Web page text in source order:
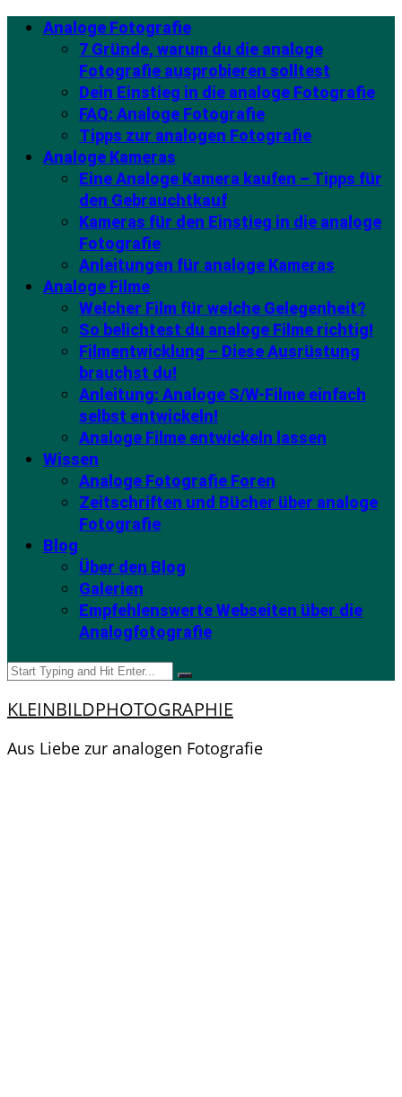
Analoge Fotografie
7 Gründe, warum du die analoge
Fotografie ausprobieren solltest
Dein Einstieg in die analoge Fotografie
FAQ: Analoge Fotografie
Tipps zur analogen Fotografie
Analoge Kameras
Eine Analoge Kamera kaufen – Tipps für
den Gebrauchtkauf
Kameras für den Einstieg in die analoge
Fotografie
Anleitungen für analoge Kameras
Analoge Filme
Welcher Film für welche Gelegenheit?
So belichtest du analoge Filme richtig!
Filmentwicklung – Diese Ausrüstung
brauchst du!
Anleitung: Analoge S/W-Filme einfach
selbst entwickeln!
Analoge Filme entwickeln lassen
Wissen
Analoge Fotografie Foren
Zeitschriften und Bücher über analoge
Fotografie
Blog
Über den Blog
Galerien
Empfehlenswerte Webseiten über die
Analogfotografie
KLEINBILDPHOTOGRAPHIE
Aus Liebe zur analogen Fotografie